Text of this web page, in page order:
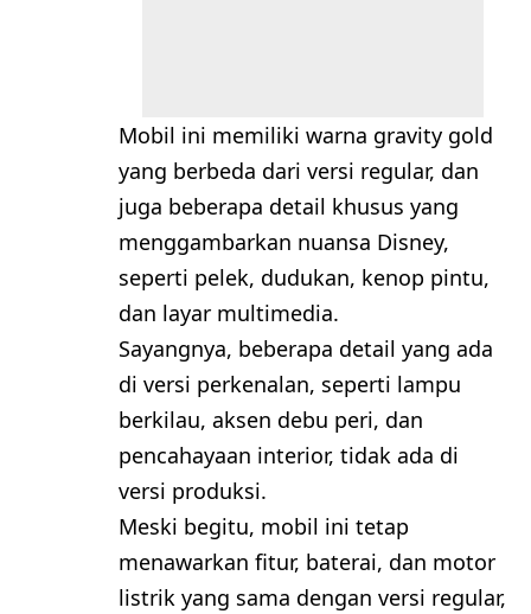
Mobil ini memiliki warna gravity gold
yang berbeda dari versi regular, dan
juga beberapa detail khusus yang
menggambarkan nuansa Disney,
seperti pelek, dudukan, kenop pintu,
dan layar multimedia.
Sayangnya, beberapa detail yang ada
di versi perkenalan, seperti lampu
berkilau, aksen debu peri, dan
pencahayaan interior, tidak ada di
versi produksi.
Meski begitu, mobil ini tetap
menawarkan fitur, baterai, dan motor
listrik yang sama dengan versi regular,